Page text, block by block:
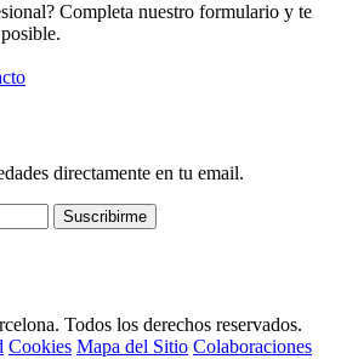
Completa nuestro formulario y te
directamente en tu email.
Suscribirme
Todos los derechos reservados.
Cookies Mapa del Sitio Colaboraciones